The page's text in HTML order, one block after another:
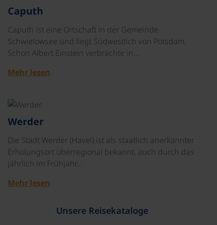
Caputh
Caputh ist eine Ortschaft in der Gemeinde
Schwielowsee und liegt Südwestlich von Potsdam.
Schon Albert Einstein verbrachte in…
Mehr lesen
Werder
Die Stadt Werder (Havel) ist als staatlich anerkannter
Erholungsort überregional bekannt, auch durch das
jährlich im Frühjahr…
Mehr lesen
Unsere Reisekataloge